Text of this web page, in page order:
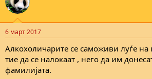
6 март 2017
Алкохоличарите се саможиви луѓе
тие да се налокаат , него да им
фамилијата.